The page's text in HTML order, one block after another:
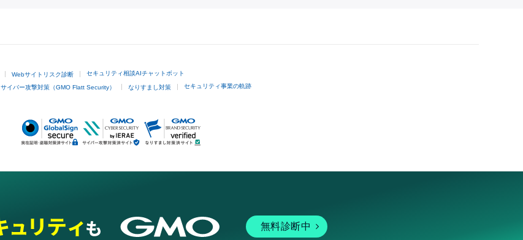
Webサイトリスク診断 セキュリティ相談AIチャットボット
サイバー攻撃対策（GMO Flatt Security） なりすまし対策 セキュリティ事業の軌跡
無料診断中